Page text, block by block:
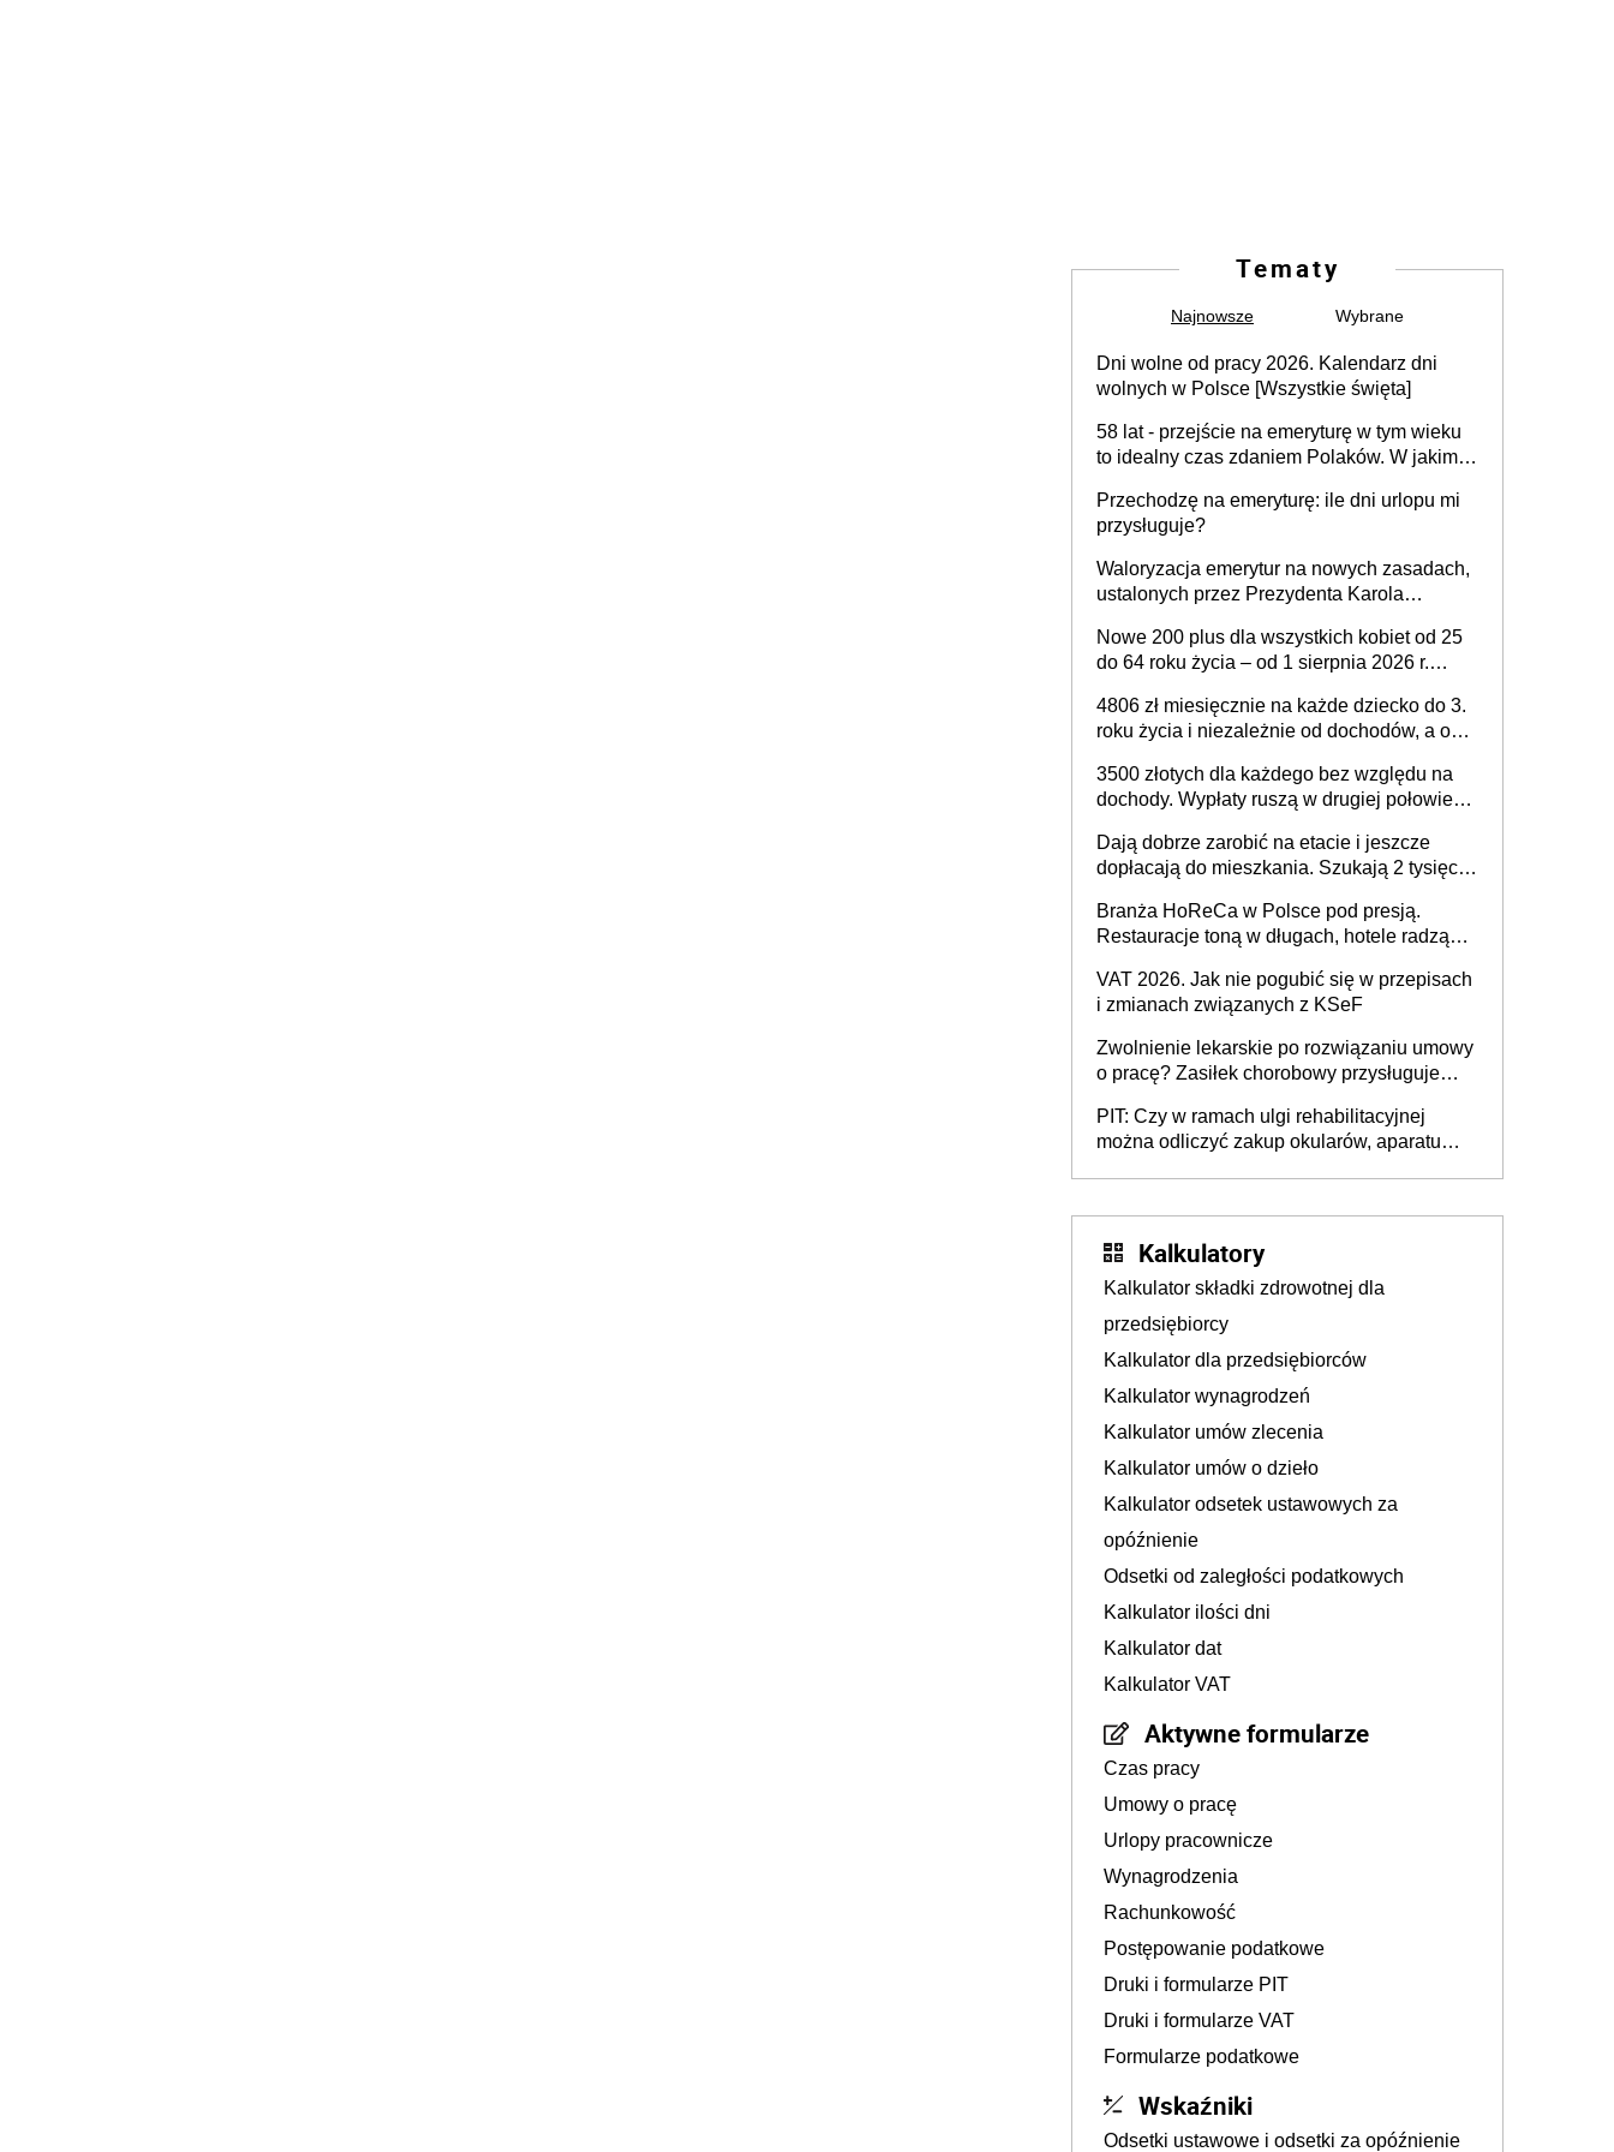
Tematy
Najnowsze Wybrane
Dni wolne od pracy 2026. Kalendarz dni
wolnych w Polsce [Wszystkie święta]
58 lat - przejście na emeryturę w tym wieku
to idealny czas zdaniem Polaków. W jakim
dlaczego?
Przechodzę na emeryturę: ile dni urlopu mi
przysługuje?
Waloryzacja emerytur na nowych zasadach,
ustalonych przez Prezydenta Karola
również kwotowa podwyżka świadczeń?
Nowe 200 plus dla wszystkich kobiet od 25
do 64 roku życia – od 1 sierpnia 2026 r.
programu rządowego
4806 zł miesięcznie na każde dziecko do 3.
roku życia i niezależnie od dochodów, a od
ma odwrócić trend spadku liczby urodzeń w
Polsce
3500 złotych dla każdego bez względu na
dochody. Wypłaty ruszą w drugiej połowie
Dają dobrze zarobić na etacie i jeszcze
dopłacają do mieszkania. Szukają 2 tysięcy
Branża HoReCa w Polsce pod presją.
Restauracje toną w długach, hotele radzą
VAT 2026. Jak nie pogubić się w przepisach
i zmianach związanych z KSeF
Zwolnienie lekarskie po rozwiązaniu umowy
o pracę? Zasiłek chorobowy przysługuje
dni od ustania stosunku pracy
PIT: Czy w ramach ulgi rehabilitacyjnej
można odliczyć zakup okularów, aparatu
Kalkulatory
Kalkulator składki zdrowotnej dla
przedsiębiorcy
Kalkulator dla przedsiębiorców
Kalkulator wynagrodzeń
Kalkulator umów zlecenia
Kalkulator umów o dzieło
Kalkulator odsetek ustawowych za
opóźnienie
Odsetki od zaległości podatkowych
Kalkulator ilości dni
Kalkulator dat
Kalkulator VAT
Aktywne formularze
Czas pracy
Umowy o pracę
Urlopy pracownicze
Wynagrodzenia
Rachunkowość
Postępowanie podatkowe
Druki i formularze PIT
Druki i formularze VAT
Formularze podatkowe
Wskaźniki
Odsetki ustawowe i odsetki za opóźnienie